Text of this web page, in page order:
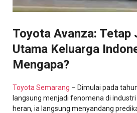
Toyota Avanza: Tetap
Utama Keluarga
Mengapa?
Toyota Semarang – Dimulai pada
langsung menjadi fenomena di
heran, ia langsung menyandang